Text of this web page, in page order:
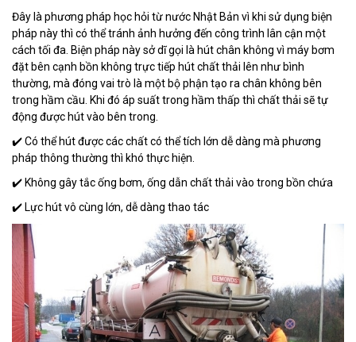
Đây là phương pháp học hỏi từ nước Nhật Bản vì khi sử dụng biện
pháp này thì có thể tránh ảnh hưởng đến công trình lân cận một
cách tối đa. Biện pháp này sở dĩ gọi là hút chân không vì máy bơm
đặt bên cạnh bồn không trực tiếp hút chất thải lên như bình
thường, mà đóng vai trò là một bộ phận tạo ra chân không bên
trong hầm cầu. Khi đó áp suất trong hầm thấp thì chất thải sẽ tự
động được hút vào bên trong.
✔️ Có thể hút được các chất có thể tích lớn dễ dàng mà phương
pháp thông thường thì khó thực hiện.
✔️ Không gây tắc ống bơm, ống dẫn chất thải vào trong bồn chứa
✔️ Lực hút vô cùng lớn, dễ dàng thao tác